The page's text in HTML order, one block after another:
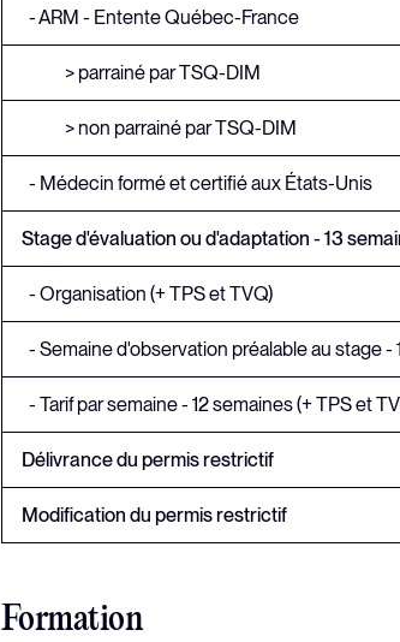
- ARM - Entente Québec-France
> parrainé par TSQ-DIM
> non parrainé par TSQ-DIM
- Médecin formé et certifié aux États-Unis
Stage d'évaluation ou d'adaptation - 13
- Organisation (+ TPS et TVQ)
- Semaine d'observation préalable au stage -
- Tarif par semaine - 12 semaines (+ TPS et
Délivrance du permis restrictif
Modification du
Formation